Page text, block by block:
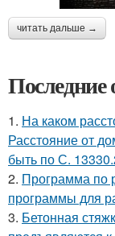
читать дальше →
Последние
1. На каком
Расстояние от
быть по С.
2. Программа по
программы для
3. Бетонная